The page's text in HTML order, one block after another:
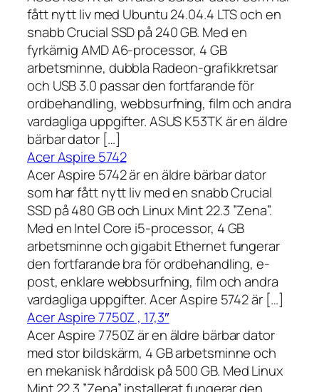
fått nytt liv med Ubuntu 24.04.4 LTS och en
snabb Crucial SSD på 240 GB. Med en
fyrkärnig AMD A6-processor, 4 GB
arbetsminne, dubbla Radeon-grafikkretsar
och USB 3.0 passar den fortfarande för
ordbehandling, webbsurfning, film och andra
vardagliga uppgifter. ASUS K53TK är en äldre
bärbar dator […]
Acer Aspire 5742
Acer Aspire 5742 är en äldre bärbar dator
som har fått nytt liv med en snabb Crucial
SSD på 480 GB och Linux Mint 22.3 ”Zena”.
Med en Intel Core i5-processor, 4 GB
arbetsminne och gigabit Ethernet fungerar
den fortfarande bra för ordbehandling, e-
post, enklare webbsurfning, film och andra
vardagliga uppgifter. Acer Aspire 5742 är […]
Acer Aspire 7750Z , 17,3″
Acer Aspire 7750Z är en äldre bärbar dator
med stor bildskärm, 4 GB arbetsminne och
en mekanisk hårddisk på 500 GB. Med Linux
Mint 22.3 ”Zena” installerat fungerar den